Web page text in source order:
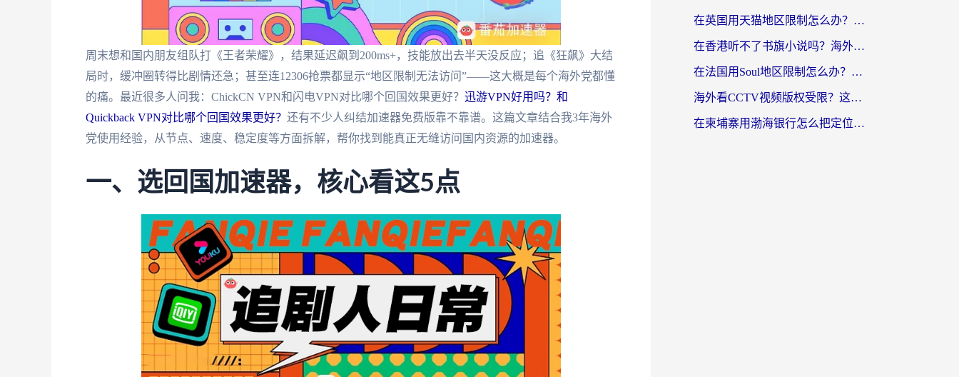
周末想和国内朋友组队打《王者荣耀》，结果延迟飙到200ms+，技能放出去半天没反应；追《狂飙》大结
局时，缓冲圈转得比剧情还急；甚至连12306抢票都显示“地区限制无法访问”——这大概是每个海外党都懂
的痛。最近很多人问我：ChickCN VPN和闪电VPN对比哪个回国效果更好？ 迅游VPN好用吗？和
Quickback VPN对比哪个回国效果更好？ 还有不少人纠结加速器免费版靠不靠谱。这篇文章结合我3年海外
党使用经验，从节点、速度、稳定度等方面拆解，帮你找到能真正无缝访问国内资源的加速器。
一、选回国加速器，核心看这5点
在英国用天猫地区限制怎么办？海外党必备的国内平台解锁指南
在香港听不了书旗小说吗？海外党突破内容限制的实用指南
在法国用Soul地区限制怎么办？3个实用技巧帮你轻松解决（附德国场景方案）
海外看CCTV视频版权受限？这份实用攻略帮你解锁国内影视+解决足球直播&政务APP难题
在柬埔寨用渤海银行怎么把定位修改到中国国内？3招解决海外生活的“数字乡愁”